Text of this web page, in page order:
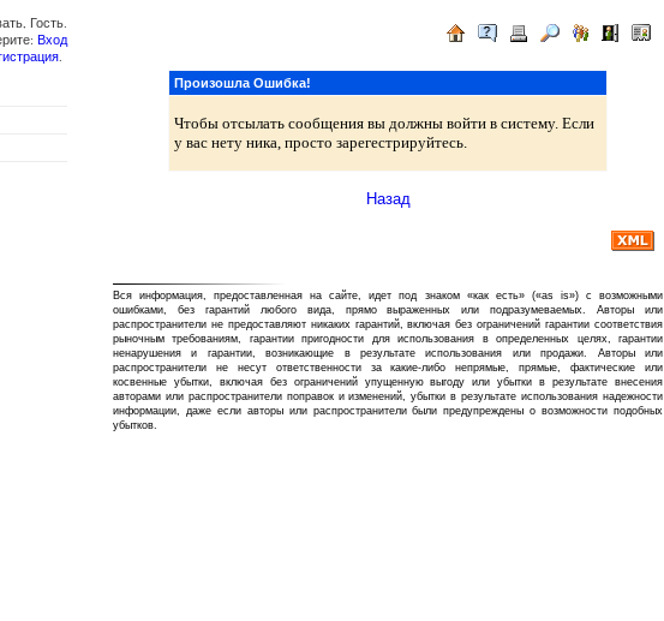
Гость.
Вход
.
Произошла Ошибка!
Чтобы отсылать сообщения вы должны войти в систему. Если
у вас нету ника, просто зарегестрируйтесь.
Назад
Вся информация, предоставленная на сайте, идет под знаком «как есть» («as is») с возможными
ошибками, без гарантий любого вида, прямо выраженных или подразумеваемых. Авторы или
распространители не предоставляют никаких гарантий, включая без ограничений гарантии соответствия
рыночным требованиям, гарантии пригодности для использования в определенных целях, гарантии
ненарушения и гарантии, возникающие в результате использования или продажи. Авторы или
распространители не несут ответственности за какие-либо непрямые, прямые, фактические или
косвенные убытки, включая без ограничений упущенную выгоду или убытки в результате внесения
авторами или распространители поправок и изменений, убытки в результате использования надежности
информации, даже если авторы или распространители были предупреждены о возможности подобных
убытков.